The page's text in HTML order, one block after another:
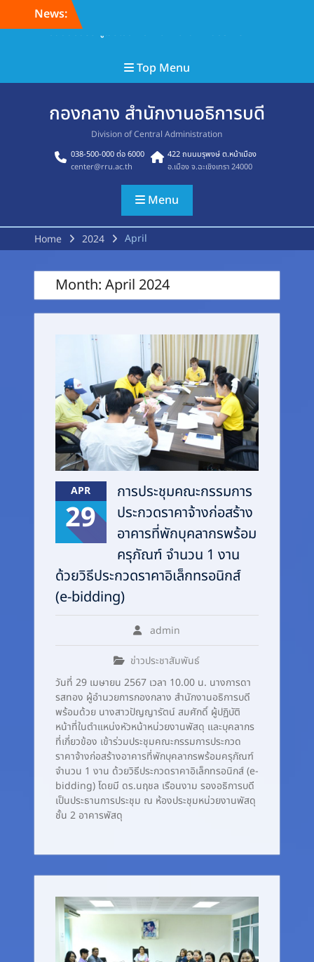
News:
ยินดีต้อนรับ สู่เว็บไซต์ กองกลาง สำนักงานอธิการ
Top Menu
กองกลาง สำนักงานอธิการบดี
Division of Central Administration
038-500-000 ต่อ 6000
center@rru.ac.th
422 ถนนมรุพงษ์ ต.หน้าเมือง
อ.เมือง จ.ฉะเชิงเทรา 24000
Menu
Home 2024 April
Month: April 2024
APR
29
การประชุมคณะกรรมการ
ประกวดราคาจ้างก่อสร้าง
อาคารที่พักบุคลากรพร้อม
ครุภัณฑ์ จำนวน 1 งาน
ด้วยวิธีประกวดราคาอิเล็กทรอนิกส์
(e-bidding)
admin
ข่าวประชาสัมพันธ์
วันที่ 29 เมษายน 2567 เวลา 10.00 น. นางการดา
รสทอง ผู้อำนวยการกองกลาง สำนักงานอธิการบดี
พร้อมด้วย นางสาวปัญญารัตน์ สมศักดิ์ ผู้ปฏิบัติ
หน้าที่ในตำแหน่งหัวหน้าหน่วยงานพัสดุ และบุคลากร
ที่เกี่ยวข้อง เข้าร่วมประชุมคณะกรรมการประกวด
ราคาจ้างก่อสร้างอาคารที่พักบุคลากรพร้อมครุภัณฑ์
จำนวน 1 งาน ด้วยวิธีประกวดราคาอิเล็กทรอนิกส์ (e-
bidding) โดยมี ดร.นฤชล เรือนงาม รองอธิการบดี
เป็นประธานการประชุม ณ ห้องประชุมหน่วยงานพัสดุ
ชั้น 2 อาคารพัสดุ